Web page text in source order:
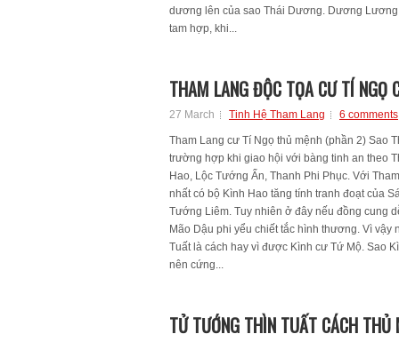
dương lên của sao Thái Dương. Dương
tam hợp, khi...
THAM LANG ĐỘC TỌA CƯ TÍ NGỌ
27 March Tinh Hệ Tham Lang 6 comments
Tham Lang cư Tí Ngọ thủ mệnh (phần 2) Sao
trường hợp khi giao hội với bàng tinh an theo
Hao, Lộc Tướng Ấn, Thanh Phi Phục. Với
nhất có bộ Kình Hao tăng tính tranh đoạt của
Tướng Liêm. Tuy nhiên ở đây nếu đồng cung
Mão Dậu phi yểu chiết tắc hình thương. Vì
Tuất là cách hay vì được Kình cư Tứ Mộ. Sao
nên cứng...
TỬ TƯỚNG THÌN TUẤT CÁCH